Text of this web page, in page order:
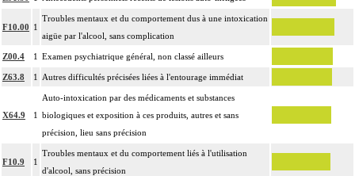
F10.00 1
Troubles mentaux et du comportement dus à une intoxication
aigüe par l'alcool, sans complication
Z00.4 1 Examen psychiatrique général, non classé ailleurs
Z63.8 1 Autres difficultés précisées liées à l'entourage immédiat
X64.9 1
Auto-intoxication par des médicaments et substances
biologiques et exposition à ces produits, autres et sans
précision, lieu sans précision
F10.9 1
Troubles mentaux et du comportement liés à l'utilisation
d'alcool, sans précision